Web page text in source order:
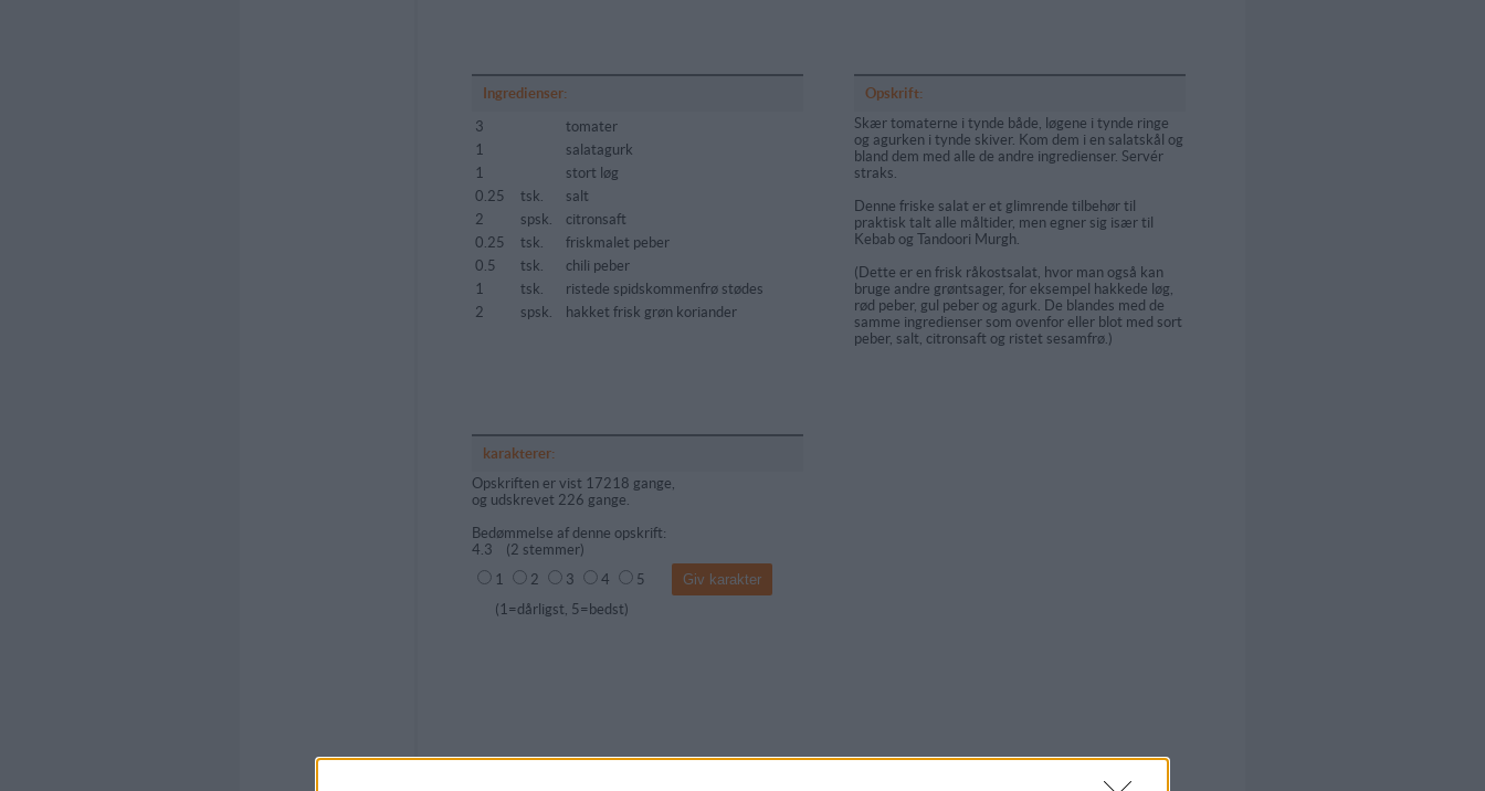
Ingredienser:
3
tomater
1
salatagurk
1
stort løg
0.25
tsk.
salt
2
spsk.
citronsaft
0.25
tsk.
friskmalet peber
0.5
tsk.
chili peber
1
tsk.
ristede spidskommenfrø stødes
2
spsk. hakket frisk grøn koriander
Opskrift:
Skær tomaterne i tynde både, løgene i tynde ringe
og agurken i tynde skiver. Kom dem i en salatskål og
bland dem med alle de andre ingredienser. Servér
straks.
Denne friske salat er et glimrende tilbehør til
praktisk talt alle måltider, men egner sig især til
Kebab og Tandoori Murgh.
(Dette er en frisk råkostsalat, hvor man også kan
bruge andre grøntsager, for eksempel hakkede løg,
rød peber, gul peber og agurk. De blandes med de
samme ingredienser som ovenfor eller blot med sort
peber, salt, citronsaft og ristet sesamfrø.)
karakterer:
Opskriften er vist 17218 gange,
og udskrevet 226 gange.
Bedømmelse af denne opskrift:
4.3 (2 stemmer)
1
2 3 4
5
(1=dårligst, 5=bedst)